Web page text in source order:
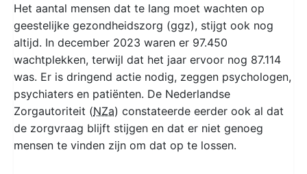
Het aantal mensen dat te lang moet wachten op
geestelijke gezondheidszorg (ggz), stijgt ook nog
altijd. In december 2023 waren er 97.450
wachtplekken, terwijl dat het jaar ervoor nog 87.114
was. Er is dringend actie nodig, zeggen psychologen,
psychiaters en patiënten. De Nederlandse
Zorgautoriteit (NZa) constateerde eerder ook al dat
de zorgvraag blijft stijgen en dat er niet genoeg
mensen te vinden zijn om dat op te lossen.